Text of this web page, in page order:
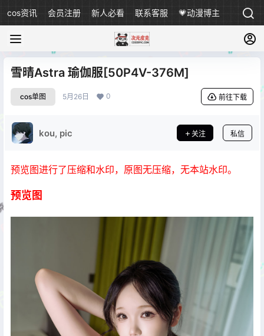
cos资讯 会员注册 新人必看 联系客服 💗动漫博主
雪晴Astra 瑜伽服[50P4V-376M]
cos单图 5月26日 0 前往下载
kou, pic 关注 私信
预览图进行了压缩和水印，原图无压缩，无本站水印。
预览图